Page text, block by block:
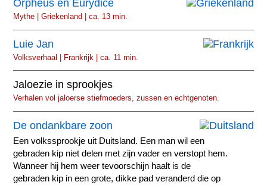
Orpheus en Eurydice
Mythe | Griekenland | ca. 13 min.
Luie Jan
Volksverhaal | Frankrijk | ca. 11 min.
Jaloezie in sprookjes
Verhalen vol jaloerse stiefmoeders, zussen en echtgenoten.
De ondankbare zoon
Een volkssprookje uit Duitsland. Een man wil een
gebraden kip niet delen met zijn vader en verstopt hem.
Wanneer hij hem weer tevoorschijn haalt is de
gebraden kip in een grote, dikke pad veranderd die op